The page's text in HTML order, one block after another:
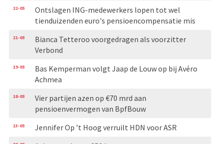
22-05
Ontslagen ING-medewerkers lopen tot wel
tienduizenden euro's pensioencompensatie mis
21-05
Bianca Tetteroo voorgedragen als voorzitter
Verbond
19-05
Bas Kemperman volgt Jaap de Louw op bij Avéro
Achmea
18-05
Vier partijen azen op €70 mrd aan
pensioenvermogen van BpfBouw
13-05 Jennifer Op ’t Hoog verruilt HDN voor ASR